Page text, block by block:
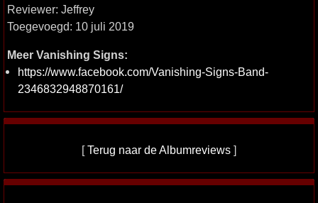
Reviewer: Jeffrey
Toegevoegd: 10 juli 2019
Meer Vanishing Signs:
https://www.facebook.com/Vanishing-Signs-Band-
2346832948870161/
[Terug naar de Albumreviews ]